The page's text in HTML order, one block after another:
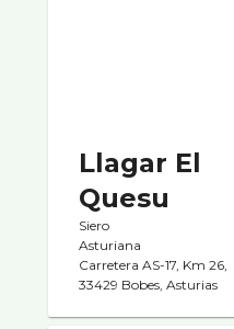
Llagar El
Quesu
Siero
Asturiana
Carretera AS-17, Km 26,
33429 Bobes, Asturias